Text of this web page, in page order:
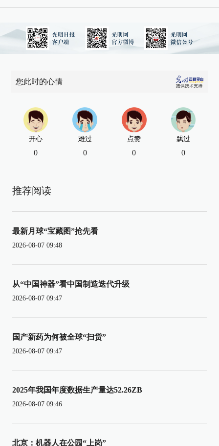
您此时的心情
开心
0
难过
0
点赞
0
飘过
0
推荐阅读
最新月球“宝藏图”抢先看
2026-08-07 09:48
从“中国神器”看中国制造迭代升级
2026-08-07 09:47
国产新药为何被全球“扫货”
2026-08-07 09:47
2025年我国年度数据生产量达52.26ZB
2026-08-07 09:46
北京：机器人在公园“上岗”